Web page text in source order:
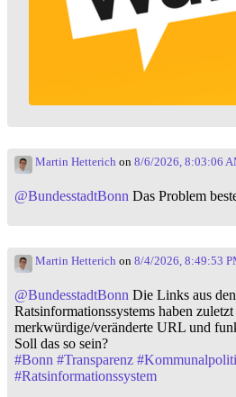
Martin Hetterich on 8/6/2026, 8:03:06
@BundesstadtBonn Das Problem
Martin Hetterich on 8/4/2026, 8:49:53
@BundesstadtBonn Die Links aus
Ratsinformationssystems haben zuletzt
merkwürdige/veränderte URL und
Soll das so sein?
#Bonn #Transparenz #
#Ratsinformationssystem